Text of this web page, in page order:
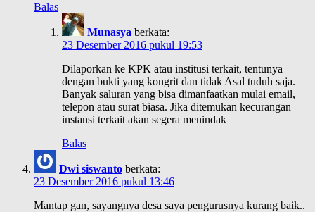
Balas
Munasya berkata:
23 Desember 2016 pukul 19:53
Dilaporkan ke KPK atau institusi terkait, tentunya
dengan bukti yang kongrit dan tidak Asal tuduh saja.
Banyak saluran yang bisa dimanfaatkan mulai email,
telepon atau surat biasa. Jika ditemukan kecurangan
instansi terkait akan segera menindak
Balas
Dwi siswanto berkata:
23 Desember 2016 pukul 13:46
Mantap gan, sayangnya desa saya pengurusnya kurang baik..